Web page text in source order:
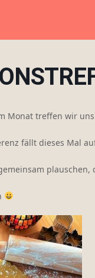
Monat treffen wir
fällt dieses Mal